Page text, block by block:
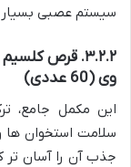
سیستم عصبی
وی (60 عددی)
این مکمل جامع،
سلامت استخوان ها
جذب آن را آسان تر